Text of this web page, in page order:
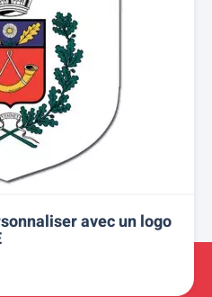
avec un logo